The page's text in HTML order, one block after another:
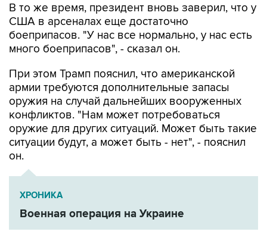
В то же время, президент вновь заверил, что у
США в арсеналах еще достаточно
боеприпасов. "У нас все нормально, у нас есть
много боеприпасов", - сказал он.
При этом Трамп пояснил, что американской
армии требуются дополнительные запасы
оружия на случай дальнейших вооруженных
конфликтов. "Нам может потребоваться
оружие для других ситуаций. Может быть такие
ситуации будут, а может быть - нет", - пояснил
он.
ХРОНИКА
Военная операция на Украине